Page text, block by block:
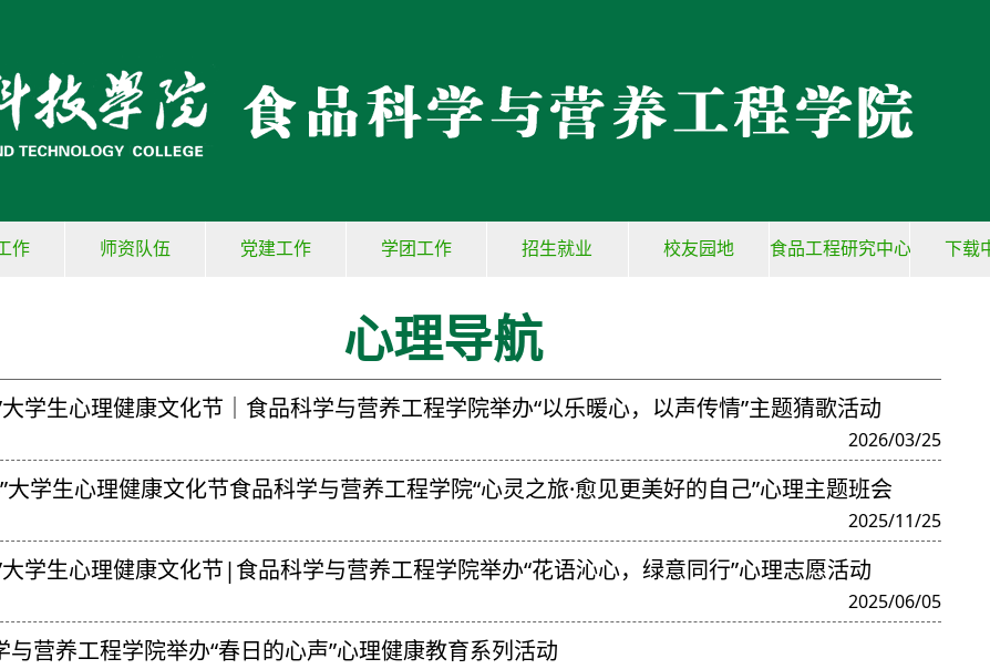
作 师资队伍 党建工作 学团工作 招生就业 校友园地 食品工程研究中心 下载
心理导航
大学生心理健康文化节｜食品科学与营养工程学院举办“以乐暖心，以声传情”主题猜歌活动
2026/03/25
大学生心理健康文化节食品科学与营养工程学院“心灵之旅·愈见更美好的自己”心理主题班会
2025/11/25
大学生心理健康文化节|食品科学与营养工程学院举办“花语沁心，绿意同行”心理志愿活动
2025/06/05
与营养工程学院举办“春日的心声”心理健康教育系列活动